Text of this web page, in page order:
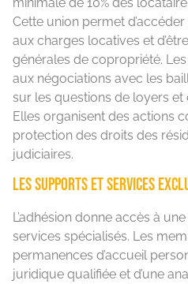
Cette union permet
aux charges locatives et
générales de copropriété.
aux négociations avec les
sur les questions de loyers et
Elles organisent des actions
protection des droits des
judiciaires.
Les supports et services
L’adhésion donne accès à
services spécialisés. Les
permanences d’accueil
juridique qualifiée et d’une